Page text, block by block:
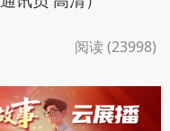
阅读 (23998)